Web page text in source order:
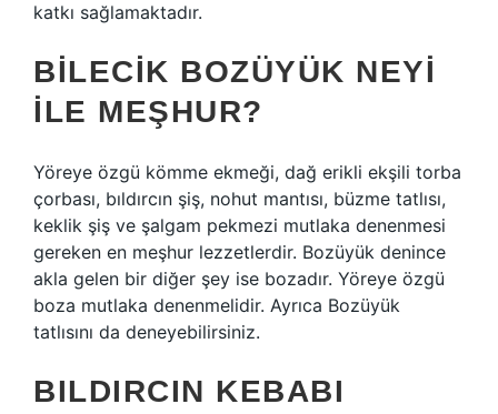
katkı sağlamaktadır.
BILECIK BOZÜYÜK NEYI
ILE MEŞHUR?
Yöreye özgü kömme ekmeği, dağ erikli ekşili torba
çorbası, bıldırcın şiş, nohut mantısı, büzme tatlısı,
keklik şiş ve şalgam pekmezi mutlaka denenmesi
gereken en meşhur lezzetlerdir. Bozüyük denince
akla gelen bir diğer şey ise bozadır. Yöreye özgü
boza mutlaka denenmelidir. Ayrıca Bozüyük
tatlısını da deneyebilirsiniz.
BILDIRCIN KEBABI